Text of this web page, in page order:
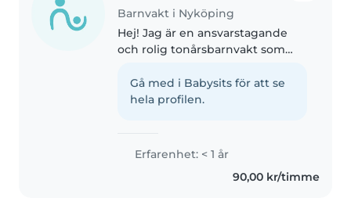
Barnvakt i Nyköping
Hej! Jag är en ansvarstagande
och rolig tonårsbarnvakt som
har erfarenhet av att ta hand om
barn i alla åldrar, från spädbarn
Gå med i Babysits för att se
hela profilen.
Erfarenhet: < 1 år
90,00 kr/timme